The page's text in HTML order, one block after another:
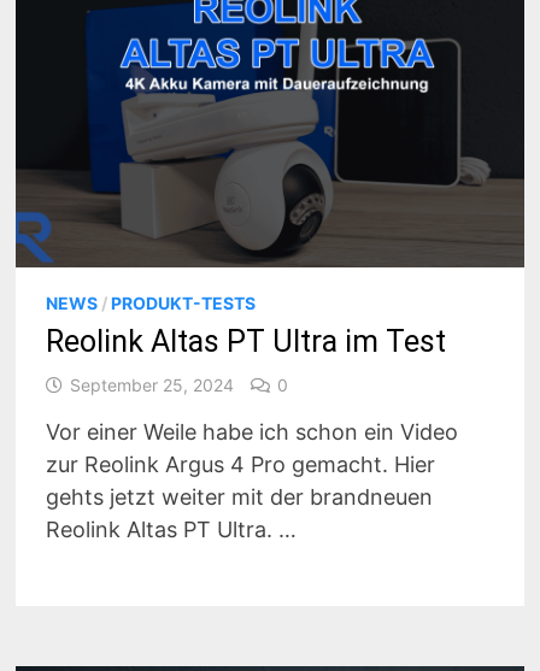
NEWS /PRODUKT-TESTS
Reolink Altas PT Ultra im Test
September 25, 2024 0
Vor einer Weile habe ich schon ein Video
zur Reolink Argus 4 Pro gemacht. Hier
gehts jetzt weiter mit der brandneuen
Reolink Altas PT Ultra. …